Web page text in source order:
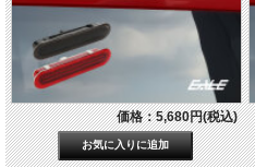
価格：5,680円(税込)